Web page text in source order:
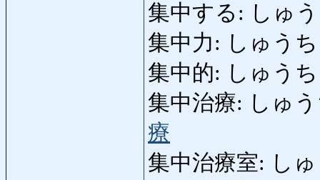
集中する: しゅう
集中力: しゅう
集中的: しゅう
集中治療: しゅ
療
集中治療室: し